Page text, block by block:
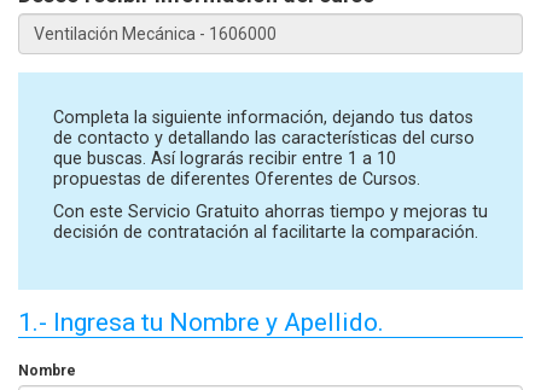
Completa la siguiente información, dejando tus datos
de contacto y detallando las características del curso
que buscas. Así lograrás recibir entre 1 a 10
propuestas de diferentes Oferentes de Cursos.
Con este Servicio Gratuito ahorras tiempo y mejoras tu
decisión de contratación al facilitarte la comparación.
1.- Ingresa tu Nombre y Apellido.
Nombre